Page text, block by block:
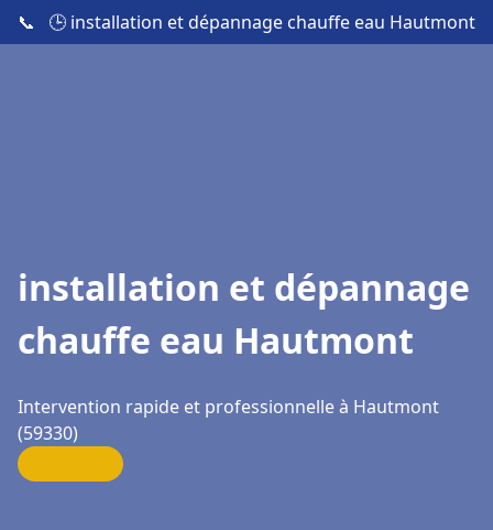
📞 🕒 installation et dépannage chauffe eau Hautmont
installation et dépannage
chauffe eau Hautmont
Intervention rapide et professionnelle à Hautmont
(59330)